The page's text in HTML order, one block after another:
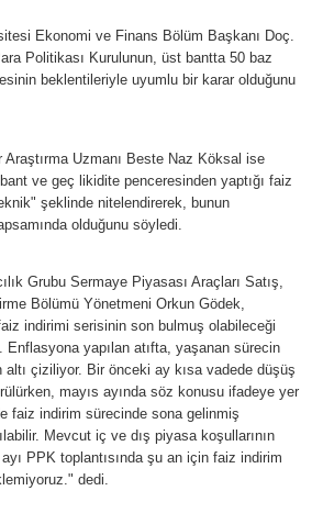
Ekonomi ve Finans Bölüm Başkanı Doç.
Politikası Kurulunun, üst bantta 50 baz
beklentileriyle uyumlu bir karar olduğunu
Araştırma Uzmanı Beste Naz Köksal ise
ve geç likidite penceresinden yaptığı faiz
şeklinde nitelendirerek, bunun
olduğunu söyledi.
Grubu Sermaye Piyasası Araçları Satış,
Bölümü Yönetmeni Orkun Gödek,
indirimi serisinin son bulmuş olabileceği
yapılan atıfta, yaşanan sürecin
altı çiziliyor. Bir önceki ay kısa vadede düşüş
mayıs ayında söz konusu ifadeye yer
faiz indirim sürecinde sona gelinmiş
Mevcut iç ve dış piyasa koşullarının
PPK toplantısında şu an için faiz indirim
dedi.